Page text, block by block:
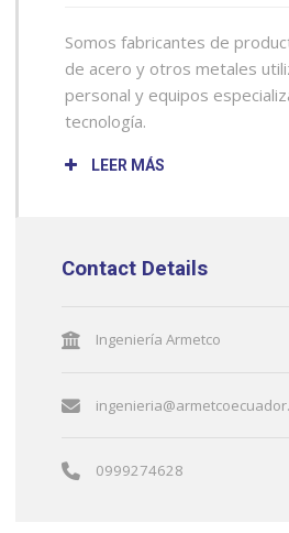
Somos fabricantes de
de acero y otros metales
personal y equipos
tecnología.
LEER MÁS
Contact Details
Ingeniería Armetco
0999274628